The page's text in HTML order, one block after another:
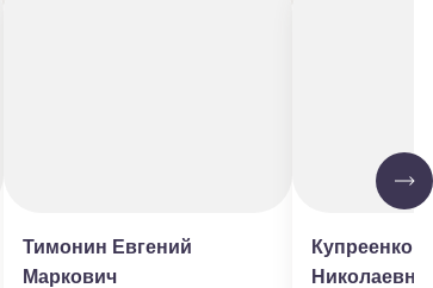
Тимонин Евгений
Маркович
Купреенко
Николаевна